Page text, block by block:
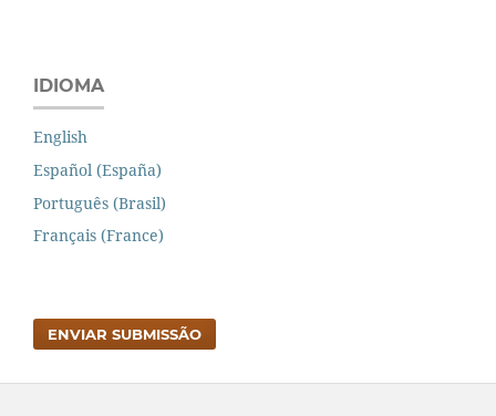
IDIOMA
English
Español (España)
Português (Brasil)
Français (France)
ENVIAR SUBMISSÃO